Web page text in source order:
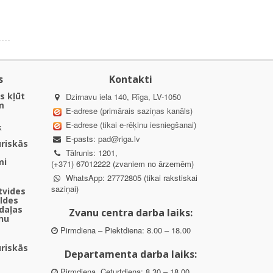
kļūt
Kontakti
Dzirnavu iela 140, Rīga, LV-1050
E-adrese (primārais saziņas kanāls)
E-adrese (tikai e-rēķinu iesniegšanai)
E-pasts: pad@riga.lv
Tālrunis: 1201,
(+371) 67012222 (zvaniem no ārzemēm)
WhatsApp: 27772805 (tikai rakstiskai
saziņai)
Zvanu centra darba laiks:
Pirmdiena – Piektdiena: 8.00 – 18.00
Departamenta darba laiks: